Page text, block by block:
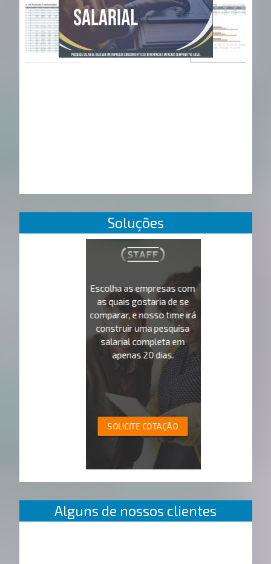
Soluções
Escolha as empresas com
as quais gostaria de se
comparar, e nosso time irá
construir uma pesquisa
salarial completa em
apenas 20 dias.
SOLICITE COTAÇÃO
Alguns de nossos clientes